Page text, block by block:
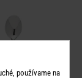
používame na